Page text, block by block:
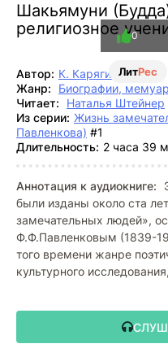
Шакьямуни
религиозное
ЛитРес
0
Автор: К. Карягин
Жанр:
Биографии,
Читает:
Наталья Штейнер
Из серии: Жизнь
Павленкова) #1
Длительность: 2 часа 39
Аннотация к аудиокниге:
были изданы около ста
замечательных людей»,
Ф.Ф.Павленковым (1839-
того времени жанре
культурного